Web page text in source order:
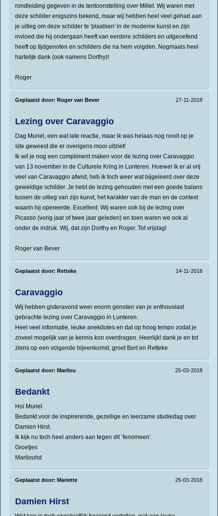
rondleiding gegeven in de tentoonstelling over Millet. Wij waren met
deze schilder enigszins bekend, maar wij hebben heel veel gehad aan
je uitleg om deze schilder te 'plaatsen' in de moderne kunst en zijn
invloed die hij ondergaan heeft van eerdere schilders en uitgeoefend
heeft op tijdgenoten en schilders die na hem volgden. Nogmaals heel
hartelijk dank (ook namens Dorthy)!
Roger
27-11-2018
Geplaatst door: Roger van Bever
Lezing over Caravaggio
Dag Muriel, een wat late reactie, maar ik was helaas nog nooit op je
site geweest die er overigens mooi uitziet!
Ik wil je nog een compliment maken voor de lezing over Caravaggio
van 13 november in de Culturele Kring in Lunteren. Hoewel ik er al vrij
veel van Caravaggio afwist, heb ik toch weer wat bijgeleerd over deze
geweldige schilder. Je hebt de lezing gehouden met een goede balans
tussen de uitleg van zijn kunst, het karakter van de man en de context
waarin hij opereerde. Excellent. Wij waren ook bij de lezing over
Picasso (vorig jaar of twee jaar geleden) en toen waren we ook al
onder de indruk. Wij, dat zijn Dorthy en Roger. Tot vrijdag!
Roger van Bever
14-11-2018
Geplaatst door: Retteke
Caravaggio
Wij hebben gisteravond weer enorm genoten van je enthousiast
gebrachte lezing over Caravaggio in Lunteren.
Heel veel informatie, leuke anekdotes en dat op hoog tempo zodat je
zoveel mogelijk van je kennis kon overdragen. Heerlijk! dank je en tot
ziens op een volgende bijeenkomst, groet Bert en Retteke
25-03-2018
Geplaatst door: Marilou
Bedankt
Hoi Muriel
Bedankt voor de inspirerende, gezellige en leerzame studiedag over
Damien Hirst.
Ik kijk nu toch heel anders aan tegen dit ‘fenomeen’.
Groetjes
Marilouhd
25-03-2018
Geplaatst door: Mariette
Damien Hirst